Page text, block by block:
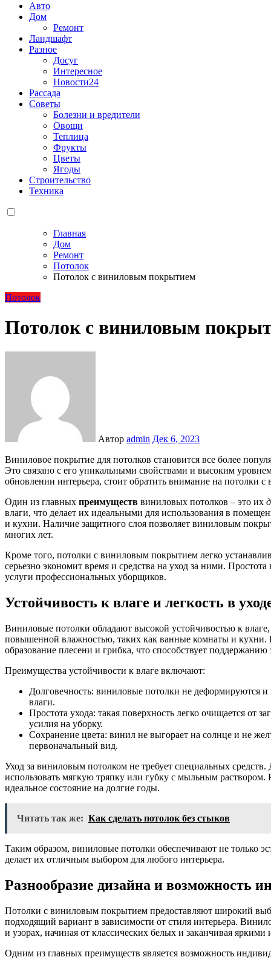
Авто
Дом
Ремонт
Ландшафт
Разное
Досуг
Интересное
Новости24
Рассада
Советы
Болезни и вредители
Овощи
Теплица
Фрукты
Цветы
Ягоды
Строительство
Техника
Главная
Дом
Ремонт
Потолок
Потолок с виниловым покрытием
Потолок
Потолок с виниловым
Автор admin Дек 6, 2023
Виниловое покрытие для потолков становится все более популярным выбором среди владельцев квартир и домов.
Это связано с его уникальными свойствами и высоким
обновлении интерьера, стоит обратить внимание на потолки
Один из главных преимуществ виниловых потолков – это их
влаги, что делает их идеальными для использования в
и кухни. Наличие защитного слоя позволяет виниловым
многих лет.
Кроме того, потолки с виниловым покрытием легко
серьезно экономит время и средства на уход за ними. Простота
услуги профессиональных уборщиков.
Устойчивость к влаге и легкость в
Виниловые потолки обладают высокой устойчивостью к
повышенной влажностью, таких как ванные комнаты и кухни.
образование плесени и грибка, что способствует
Преимущества устойчивости к влаге включают:
Долговечность: виниловые потолки не деформируются и
влаги.
Простота ухода: такая поверхность легко очищается от
усилия на уборку.
Сохранение цвета: винил не выгорает на солнце и не
первоначальный вид.
Уход за виниловым потолком не требует специальных
использовать мягкую тряпку или губку с мыльным раствором.
идеальное состояние на долгие годы.
Читать так же: Как сделать потолок без стыков
Таким образом, виниловые потолки обеспечивают не только
делает их отличным выбором для любого интерьера.
Разнообразие дизайна и возможность
Потолки с виниловым покрытием предоставляют широкий
подходящий вариант в зависимости от стиля интерьера.
и узорах, начиная от классических белых и заканчивая
Одним из главных преимуществ является возможность